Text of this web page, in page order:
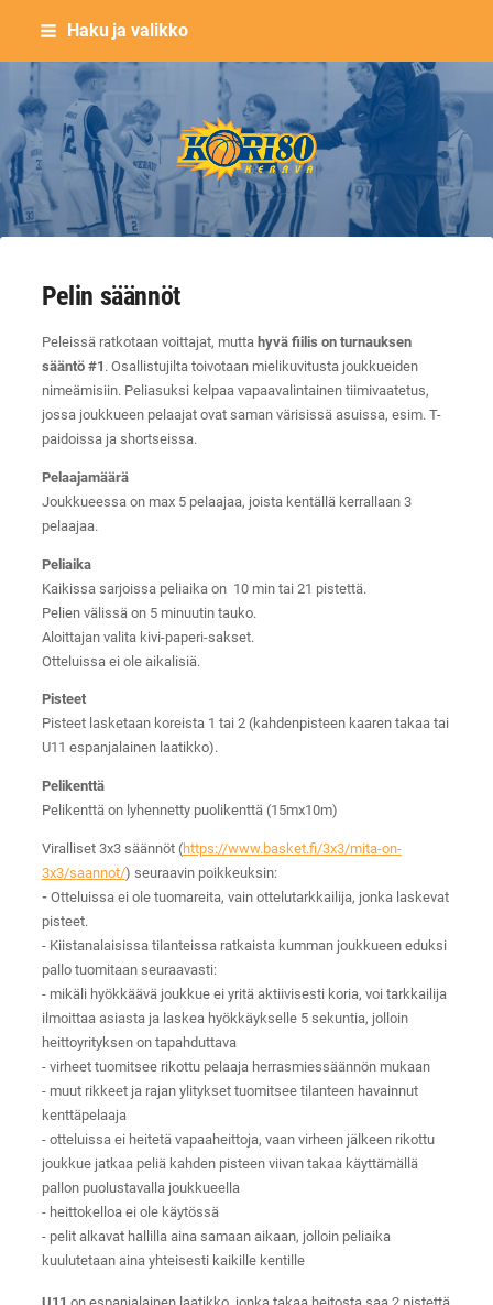
Siirry
sisältöön
Haku ja valikko
Keravan Kori-80 ry
Pelin säännöt
Peleissä ratkotaan voittajat, mutta hyvä fiilis on turnauksen
sääntö #1 . Osallistujilta toivotaan mielikuvitusta joukkueiden
nimeämisiin. Peliasuksi kelpaa vapaavalintainen tiimivaatetus,
jossa joukkueen pelaajat ovat saman värisissä asuissa, esim. T-
paidoissa ja shortseissa.
Pelaajamäärä
Joukkueessa on max 5 pelaajaa, joista kentällä kerrallaan 3
pelaajaa.
Peliaika
Kaikissa sarjoissa peliaika on 10 min tai 21 pistettä.
Pelien välissä on 5 minuutin tauko.
Aloittajan valita kivi-paperi-sakset.
Otteluissa ei ole aikalisiä.
Pisteet
Pisteet lasketaan koreista 1 tai 2 (kahdenpisteen kaaren takaa tai
U11 espanjalainen laatikko).
Pelikenttä
Pelikenttä on lyhennetty puolikenttä (15mx10m)
Viralliset 3x3 säännöt (https://www.basket.fi/3x3/mita-on-
3x3/saannot/) seuraavin poikkeuksin:
- Otteluissa ei ole tuomareita, vain ottelutarkkailija, jonka laskevat
pisteet.
- Kiistanalaisissa tilanteissa ratkaista kumman joukkueen eduksi
pallo tuomitaan seuraavasti:
- mikäli hyökkäävä joukkue ei yritä aktiivisesti koria, voi tarkkailija
ilmoittaa asiasta ja laskea hyökkäykselle 5 sekuntia, jolloin
heittoyrityksen on tapahduttava
- virheet tuomitsee rikottu pelaaja herrasmiessäännön mukaan
- muut rikkeet ja rajan ylitykset tuomitsee tilanteen havainnut
kenttäpelaaja
- otteluissa ei heitetä vapaaheittoja, vaan virheen jälkeen rikottu
joukkue jatkaa peliä kahden pisteen viivan takaa käyttämällä
pallon puolustavalla joukkueella
- heittokelloa ei ole käytössä
- pelit alkavat hallilla aina samaan aikaan, jolloin peliaika
kuulutetaan aina yhteisesti kaikille kentille